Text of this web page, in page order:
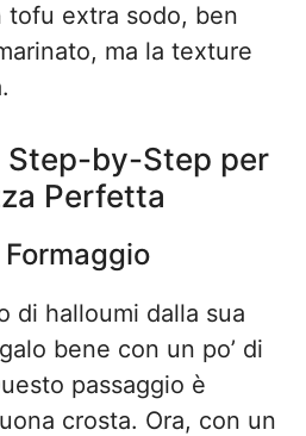
tofu extra sodo, ben
ma la texture
Step-by-Step per
Perfetta
di halloumi dalla sua
bene con un po’ di
passaggio è
crosta. Ora, con un